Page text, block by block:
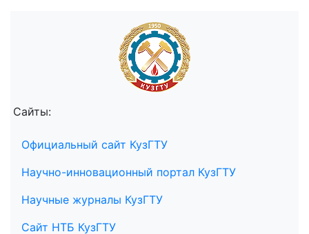
Сайты:
Официальный сайт КузГТУ
Научно-инновационный портал КузГТУ
Научные журналы КузГТУ
Сайт НТБ КузГТУ